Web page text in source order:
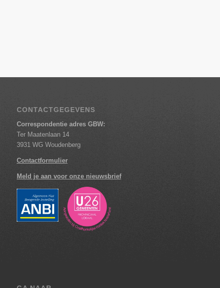
CONTACTGEGEVENS
Correspondentie adres GBW:
Ter Maatenlaan 14
3931 WG Woudenberg
Contactformulier
Meld je aan voor onze nieuwsbrief